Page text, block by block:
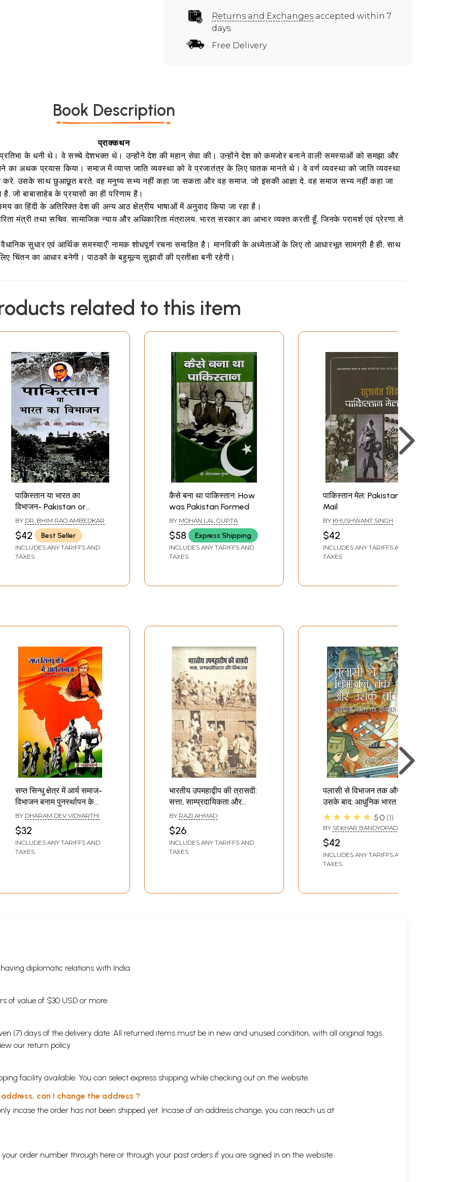
Returns and Exchanges accepted within 7
days
Free Delivery
Book Description
प्राक्कथन
के धनी थे। वे सच्चे देशभक्त थे। उन्होंने देश की महान् सेवा की। उन्होंने देश को कमजोर बनाने वाली समस्याओं को समझा और
अथक प्रयास किया। समाज में व्याप्त जाति व्यवस्था को वे प्रजातंत्र के लिए घातक मानते थे। वे वर्ण व्यवस्था को जाति व्यवस्था
करे, उसके साथ छुआछूत बरते, वह मनुष्य सभ्य नहीं कहा जा सकता और वह समाज, जो इसकी आज्ञा दे, वह समाज सभ्य नहीं कहा जा
बाबासाहेब के प्रयासों का ही परिणाम है।
का हिंदी के अतिरिक्त देश की अन्य आठ क्षेत्रीय भाषाओं में अनुवाद किया जा रहा है।
मंत्री तथा सचिव, सामाजिक न्याय और अधिकारिता मंत्रालय, भारत सरकार का आभार व्यक्त करती हूँ, जिनके परामर्श एवं प्रेरणा से
सुधार एवं आर्थिक समस्याएँ' नामक शोधपूर्ण रचना समाहित है। मानविकी के अध्येताओं के लिए तो आधारभूत सामग्री है ही, साथ
चिंतन का आधार बनेगी। पाठकों के बहुमूल्य सुझावों की प्रतीक्षा बनी रहेगी।
related to this item
पाकिस्तान या भारत का
विभाजन- Pakistan or
Partition of India
BY DR. BHIM RAO AMBEDKAR
$42 Best Seller
INCLUDES ANY TARIFFS AND
TAXES
कैसे बना था पाकिस्तान: How
was Pakistan Formed
BY MOHAN LAL GUPTA
$58 Express Shipping
INCLUDES ANY TARIFFS AND
TAXES
पाकिस्तान मेल: Pakistan
Mail
BY KHUSHWANT SINGH
$42
INCLUDES ANY TARIFFS AND
TAXES
सप्त सिन्धु क्षेत्र में आर्य समाज-
विभाजन बनाम पुनर्स्थापन के
सन्दर्भ में: Arya Samaj in
Sapta Sindhu Region-
in the Context of
Partition Versus
BY DHARAM DEV VIDYARTHI
$32
INCLUDES ANY TARIFFS AND
TAXES
भारतीय उपमहाद्वीप की त्रासदी:
सत्ता, साम्प्रदायिकता और
विभाजन- The Tragedy of
the Indian Subcontinent
(Power, Communalism
and Partition)
BY RAZI AHMAD
$26
INCLUDES ANY TARIFFS AND
TAXES
पलासी से विभाजन तक और
उसके बाद: आधुनिक भारत का
इतिहास- From Plassey to
Partition and After: A
History of Modern India
★★★★★ 5.0 1
BY SEKHAR BANDYOPADHYAY
$42
INCLUDES ANY TARIFFS AND
TAXES
diplomatic relations with India.
of value of $30 USD or more.
(7) days of the delivery date. All returned items must be in new and unused condition, with all original tags
our return policy
facility available. You can select express shipping while checking out on the website.
can I change the address ?
incase the order has not been shipped yet. Incase of an address change, you can reach us at
order number through here or through your past orders if you are signed in on the website.